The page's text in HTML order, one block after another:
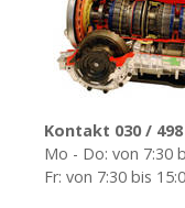
Kontakt 030 / 498
Mo - Do: von 7:30
Fr: von 7:30 bis